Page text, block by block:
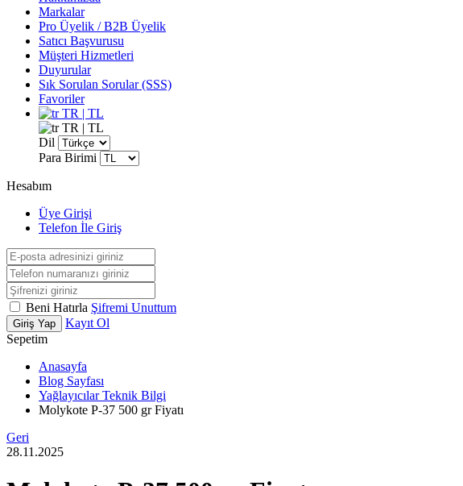
Markalar
Pro Üyelik / B2B Üyelik
Satıcı Başvurusu
Müşteri Hizmetleri
Duyurular
Sık Sorulan Sorular (SSS)
Favoriler
TR | TL
TR | TL
Dil
Para Birimi
Hesabım
Üye Girişi
Telefon İle Giriş
Beni Hatırla Şifremi Unuttum
Giriş Yap
Kayıt Ol
Sepetim
Anasayfa
Blog Sayfası
Yağlayıcılar Teknik Bilgi
Molykote P-37 500 gr Fiyatı
Geri
28.11.2025